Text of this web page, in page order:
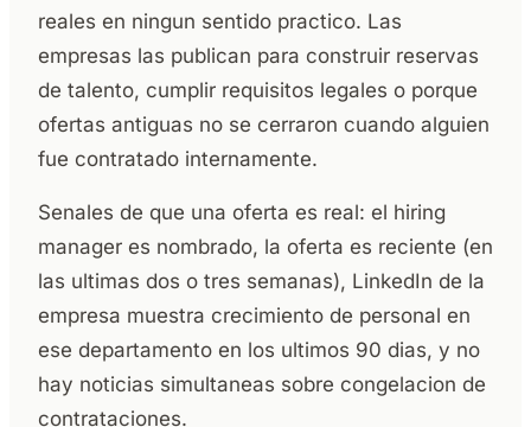
reales en ningun sentido practico. Las
empresas las publican para construir reservas
de talento, cumplir requisitos legales o porque
ofertas antiguas no se cerraron cuando alguien
fue contratado internamente.
Senales de que una oferta es real: el hiring
manager es nombrado, la oferta es reciente (en
las ultimas dos o tres semanas), LinkedIn de la
empresa muestra crecimiento de personal en
ese departamento en los ultimos 90 dias, y no
hay noticias simultaneas sobre congelacion de
contrataciones.